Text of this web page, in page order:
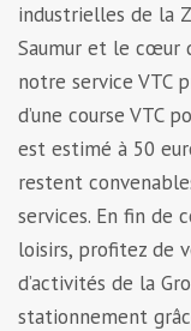
industrielles de la
Saumur et le cœur
notre service VTC
d’une course VTC
est estimé à 50
restent
services. En fin de
loisirs, profitez de
d’activités de la
stationnement